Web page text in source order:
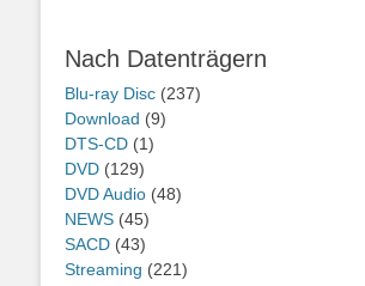
Nach Datenträgern
Blu-ray Disc (237)
Download (9)
DTS-CD (1)
DVD (129)
DVD Audio (48)
NEWS (45)
SACD (43)
Streaming (221)